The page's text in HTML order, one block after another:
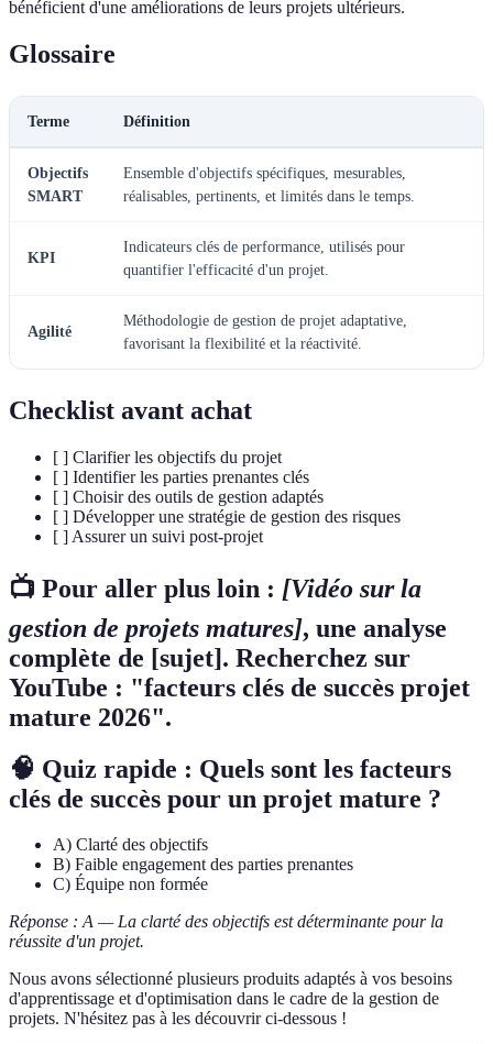
bénéficient d'une améliorations de leurs projets ultérieurs.
Glossaire
Terme Définition
Objectifs
SMART
Ensemble d'objectifs spécifiques, mesurables,
réalisables, pertinents, et limités dans le temps.
KPI
Indicateurs clés de performance, utilisés pour
quantifier l'efficacité d'un projet.
Agilité
Méthodologie de gestion de projet adaptative,
favorisant la flexibilité et la réactivité.
Checklist avant achat
[ ] Clarifier les objectifs du projet
[ ] Identifier les parties prenantes clés
[ ] Choisir des outils de gestion adaptés
[ ] Développer une stratégie de gestion des risques
[ ] Assurer un suivi post-projet
📺 Pour aller plus loin : [Vidéo sur la
gestion de projets matures], une analyse
complète de [sujet]. Recherchez sur
YouTube : "facteurs clés de succès projet
mature 2026".
🧠 Quiz rapide : Quels sont les facteurs
clés de succès pour un projet mature ?
A) Clarté des objectifs
B) Faible engagement des parties prenantes
C) Équipe non formée
Réponse : A — La clarté des objectifs est déterminante pour la
réussite d'un projet.
Nous avons sélectionné plusieurs produits adaptés à vos besoins
d'apprentissage et d'optimisation dans le cadre de la gestion de
projets. N'hésitez pas à les découvrir ci-dessous !